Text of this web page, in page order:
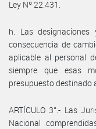
Ley Nº 22.431.
h. Las
consecuencia de
aplicable al personal
siempre que esas
presupuesto destinado
ARTÍCULO 3°.- Las
Nacional